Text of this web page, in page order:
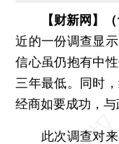
【财新网】（
近的一份调查显
信心虽仍抱有中
三年最低。同时
经商如要成功，与
此次调查对来